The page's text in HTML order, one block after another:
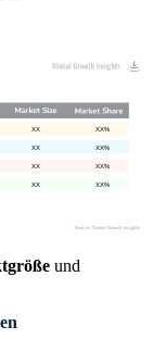
XX%
XX
XX%
XX
XX%
XX
XX%
XX
und